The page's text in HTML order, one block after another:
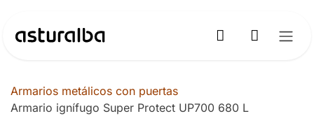
Armarios metálicos con puertas
Armario ignífugo Super Protect UP700 680 L